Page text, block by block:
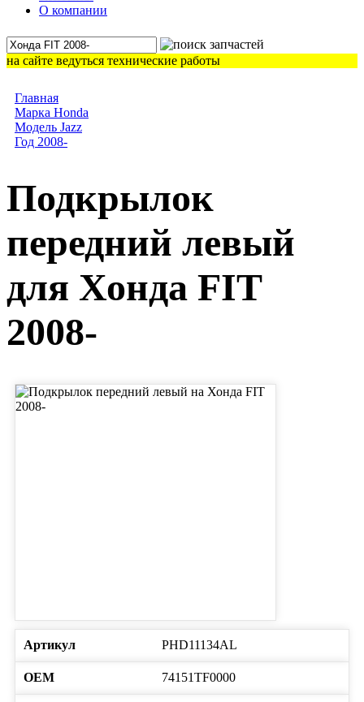
О компании
на сайте ведуться технические работы
Главная
Марка Honda
Модель Jazz
Год 2008-
Подкрылок
передний левый
для Хонда FIT
2008-
Артикул PHD11134AL
ОЕМ 74151TF0000